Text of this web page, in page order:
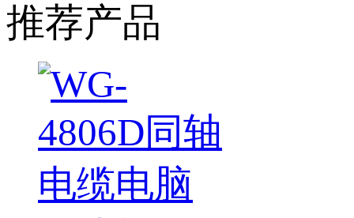
推荐产品